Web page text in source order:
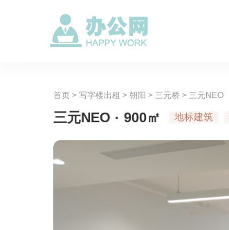
首页 > 写字楼出租 > 朝阳 > 三元桥 > 三元NEO
三元NEO · 900㎡ 地标建筑